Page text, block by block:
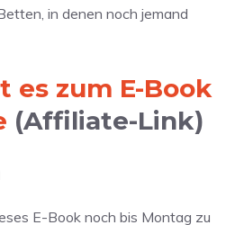
in denen noch jemand
es zum E-Book
(Affiliate-Link)
E-Book noch bis Montag zu